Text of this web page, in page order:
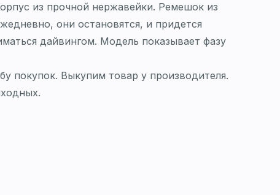
из прочной нержавейки. Ремешок из
они остановятся, и придется
дайвингом. Модель показывает фазу
покупок. Выкупим товар у производителя.